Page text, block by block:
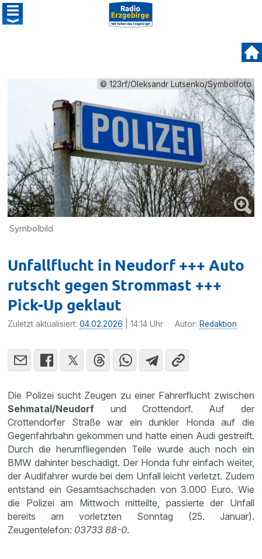
© 123rf/Oleksandr Lutsenko/Symbolfoto
Symbolbild
Unfallflucht in Neudorf +++ Auto
rutscht gegen Strommast +++
Pick-Up geklaut
Zuletzt aktualisiert:04.02.2026 | 14:14 Uhr Autor: Redaktion
Die Polizei sucht Zeugen zu einer Fahrerflucht zwischen
Sehmatal/Neudorf und Crottendorf. Auf der
Crottendorfer Straße war ein dunkler Honda auf die
Gegenfahrbahn gekommen und hatte einen Audi gestreift.
Durch die herumfliegenden Teile wurde auch noch ein
BMW dahinter beschädigt. Der Honda fuhr einfach weiter,
der Audifahrer wurde bei dem Unfall leicht verletzt. Zudem
entstand ein Gesamtsachschaden von 3.000 Euro. Wie
die Polizei am Mittwoch mitteilte, passierte der Unfall
bereits am vorletzten Sonntag (25. Januar).
Zeugentelefon: 03733 88-0.